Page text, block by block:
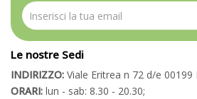
Le nostre Sedi
INDIRIZZO: Viale Eritrea n 72 d/e 00199
ORARI: lun - sab: 8.30 - 20.30;